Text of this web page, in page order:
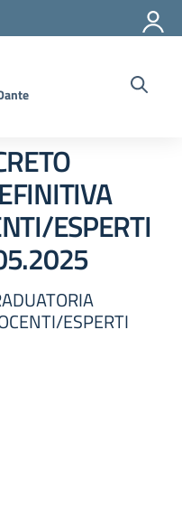
ESPERTI
ESPERTI